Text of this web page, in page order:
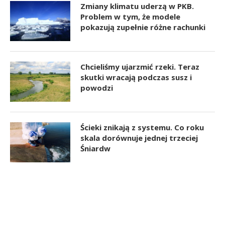
Zmiany klimatu uderzą w PKB.
Problem w tym, że modele
pokazują zupełnie różne rachunki
Chcieliśmy ujarzmić rzeki. Teraz
skutki wracają podczas susz i
powodzi
Ścieki znikają z systemu. Co roku
skala dorównuje jednej trzeciej
Śniardw